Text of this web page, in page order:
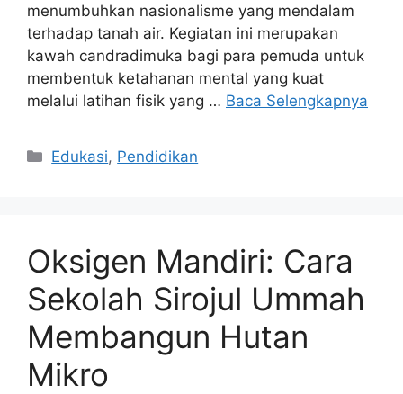
menumbuhkan nasionalisme yang mendalam
terhadap tanah air. Kegiatan ini merupakan
kawah candradimuka bagi para pemuda untuk
membentuk ketahanan mental yang kuat
melalui latihan fisik yang … Baca Selengkapnya
Kategori
Edukasi, Pendidikan
Oksigen Mandiri: Cara
Sekolah Sirojul Ummah
Membangun Hutan
Mikro